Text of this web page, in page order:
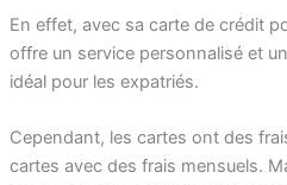
En effet, avec sa carte de crédit
offre un service personnalisé et
idéal pour les expatriés.
Cependant, les cartes ont des
cartes avec des frais mensuels.